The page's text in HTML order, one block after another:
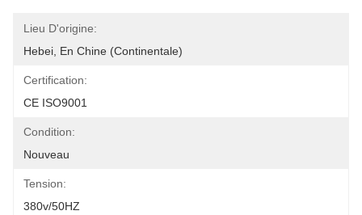
Lieu D'origine:
Hebei, En Chine (continentale)
Certification:
CE ISO9001
Condition:
Nouveau
Tension:
380v/50HZ